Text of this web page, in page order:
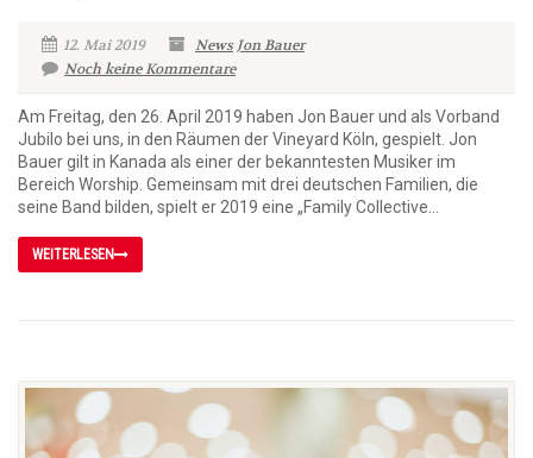
12. Mai 2019 News Jon Bauer
Noch keine Kommentare
Am Freitag, den 26. April 2019 haben Jon Bauer und als Vorband
Jubilo bei uns, in den Räumen der Vineyard Köln, gespielt. Jon
Bauer gilt in Kanada als einer der bekanntesten Musiker im
Bereich Worship. Gemeinsam mit drei deutschen Familien, die
seine Band bilden, spielt er 2019 eine „Family Collective...
WEITERLESEN